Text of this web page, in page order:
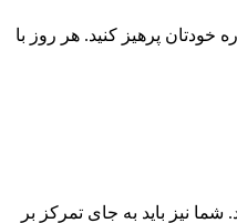
خودتان پرهیز کنید. هر روز با
نیز باید به جای تمرکز بر